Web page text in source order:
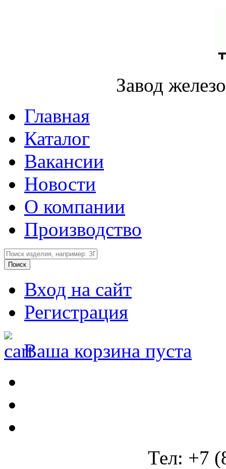
Завод
Главная
Каталог
Вакансии
Новости
О компании
Производство
Вход на сайт
Регистрация
Ваша корзина пуста
Тел: +7